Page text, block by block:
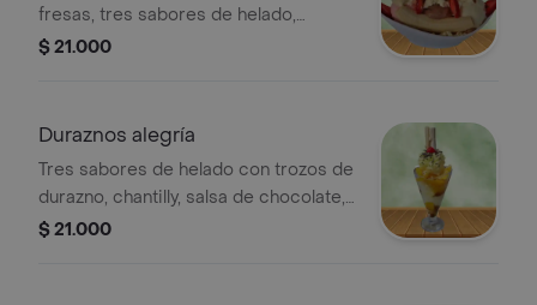
fresas, tres sabores de helado,
chantilly, salsa de arequipe, queso y
$ 21.000
Duraznos alegría
Tres sabores de helado con trozos de
durazno, chantilly, salsa de chocolate,
lluvia de chocolate y barquillo. 24 oz.
$ 21.000